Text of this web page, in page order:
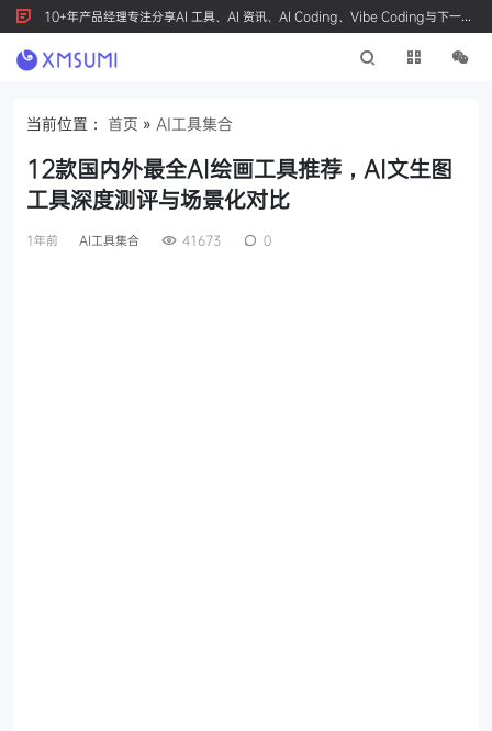
10+年产品经理专注分享AI 工具、AI 资讯、AI Coding、Vibe Coding与下一代
产品创新，按 Ctrl+D 收藏我们
当前位置： 首页 » AI工具集合
12款国内外最全AI绘画工具推荐，AI文生图
工具深度测评与场景化对比
1年前 AI工具集合 41673 0